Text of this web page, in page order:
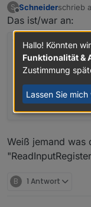
S
Offline
Schneiderschrieb
zuletzt
Das ist/war an:
Weiß jemand was
B 1 Antwort
Hallo! Könnten
Funktionalität &
Zustimmung
Lassen Sie mich